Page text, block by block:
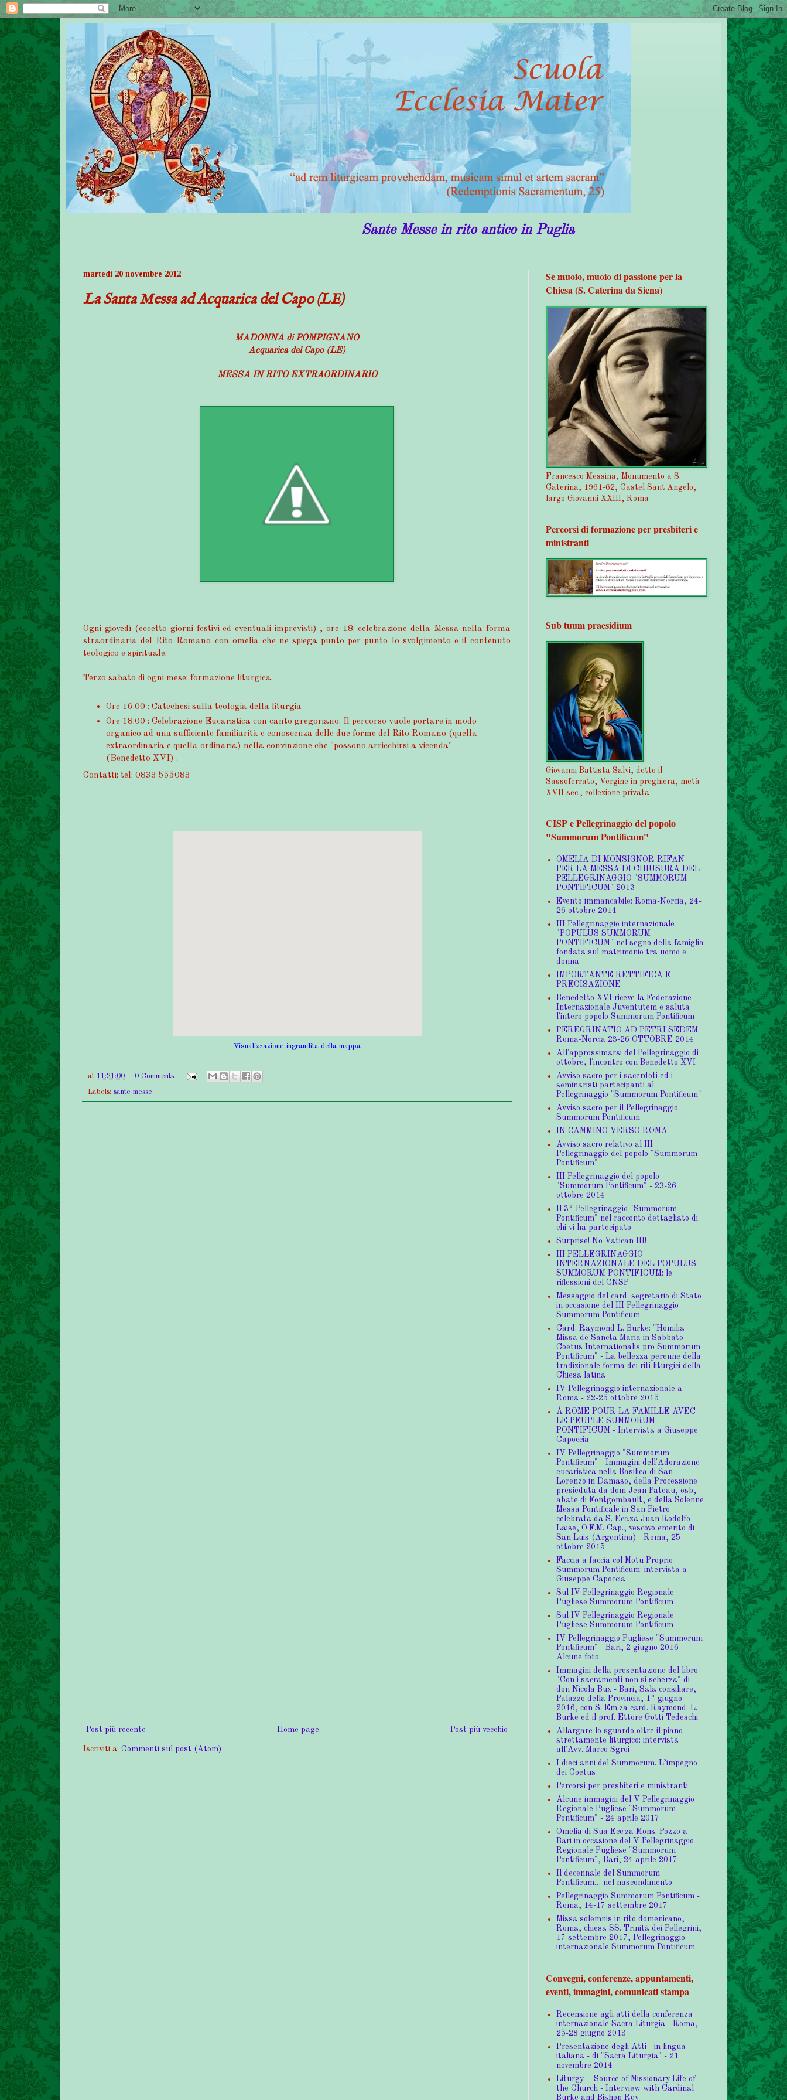
Sante Messe in rito antico in Puglia
martedì 20 novembre 2012
La Santa Messa ad Acquarica del Capo (LE)
MADONNA di POMPIGNANO
Acquarica del Capo (LE)
MESSA IN RITO EXTRAORDINARIO
Ogni giovedì (eccetto giorni festivi ed eventuali imprevisti) , ore 18: celebrazione della Messa nella forma
straordinaria del Rito Romano con omelia che ne spiega punto per punto lo svolgimento e il contenuto
teologico e spirituale.
Terzo sabato di ogni mese: formazione liturgica.
Ore 16.00 : Catechesi sulla teologia della liturgia
Ore 18.00 : Celebrazione Eucaristica con canto gregoriano. Il percorso vuole portare in modo
organico ad una sufficiente familiarità e conoscenza delle due forme del Rito Romano (quella
extraordinaria e quella ordinaria) nella convinzione che "possono arricchirsi a vicenda"
(Benedetto XVI) .
Contatti: tel: 0833 555083
Visualizzazione ingrandita della mappa
at 11:21:00 0 Comments
Labels: sante messe
Post più recente Post più vecchio
Home page
Iscriviti a: Commenti sul post (Atom)
Se muoio, muoio di passione per la
Chiesa (S. Caterina da Siena)
Francesco Messina, Monumento a S.
Caterina, 1961-62, Castel Sant'Angelo,
largo Giovanni XXIII, Roma
Percorsi di formazione per presbiteri e
ministranti
Sub tuum praesidium
Giovanni Battista Salvi, detto il
Sassoferrato, Vergine in preghiera, metà
XVII sec., collezione privata
CISP e Pellegrinaggio del popolo
"Summorum Pontificum"
OMELIA DI MONSIGNOR RIFAN
PER LA MESSA DI CHIUSURA DEL
PELLEGRINAGGIO "SUMMORUM
PONTIFICUM" 2013
Evento immancabile: Roma-Norcia, 24-
26 ottobre 2014
III Pellegrinaggio internazionale
"POPULUS SUMMORUM
PONTIFICUM" nel segno della famiglia
fondata sul matrimonio tra uomo e
donna
IMPORTANTE RETTIFICA E
PRECISAZIONE
Benedetto XVI riceve la Federazione
Internazionale Juventutem e saluta
l'intero popolo Summorum Pontificum
PEREGRINATIO AD PETRI SEDEM
Roma-Norcia 23-26 OTTOBRE 2014
All'approssimarsi del Pellegrinaggio di
ottobre, l'incontro con Benedetto XVI
Avviso sacro per i sacerdoti ed i
seminaristi partecipanti al
Pellegrinaggio "Summorum Pontificum"
Avviso sacro per il Pellegrinaggio
Summorum Pontificum
IN CAMMINO VERSO ROMA
Avviso sacro relativo al III
Pellegrinaggio del popolo "Summorum
Pontificum"
III Pellegrinaggio del popolo
"Summorum Pontificum" - 23-26
ottobre 2014
Il 3° Pellegrinaggio "Summorum
Pontificum" nel racconto dettagliato di
chi vi ha partecipato
Surprise! No Vatican III!
III PELLEGRINAGGIO
INTERNAZIONALE DEL POPULUS
SUMMORUM PONTIFICUM: le
riflessioni del CNSP
Messaggio del card. segretario di Stato
in occasione del III Pellegrinaggio
Summorum Pontificum
Card. Raymond L. Burke: "Homilia
Missa de Sancta Maria in Sabbato -
Coetus Internationalis pro Summorum
Pontificum" - La bellezza perenne della
tradizionale forma dei riti liturgici della
Chiesa latina
IV Pellegrinaggio internazionale a
Roma - 22-25 ottobre 2015
À ROME POUR LA FAMILLE AVEC
LE PEUPLE SUMMORUM
PONTIFICUM - Intervista a Giuseppe
Capoccia
IV Pellegrinaggio "Summorum
Pontificum" - Immagini dell'Adorazione
eucaristica nella Basilica di San
Lorenzo in Damaso, della Processione
presieduta da dom Jean Pateau, osb,
abate di Fontgombault, e della Solenne
Messa Pontificale in San Pietro
celebrata da S. Ecc.za Juan Rodolfo
Laise, O.F.M. Cap., vescovo emerito di
San Luis (Argentina) - Roma, 25
ottobre 2015
Faccia a faccia col Motu Proprio
Summorum Pontificum: intervista a
Giuseppe Capoccia
Sul IV Pellegrinaggio Regionale
Pugliese Summorum Pontificum
Sul IV Pellegrinaggio Regionale
Pugliese Summorum Pontificum
IV Pellegrinaggio Pugliese "Summorum
Pontificum" - Bari, 2 giugno 2016 -
Alcune foto
Immagini della presentazione del libro
"Con i sacramenti non si scherza" di
don Nicola Bux - Bari, Sala consiliare,
Palazzo della Provincia, 1° giugno
2016, con S. Em.za card. Raymond. L.
Burke ed il prof. Ettore Gotti Tedeschi
Allargare lo sguardo oltre il piano
strettamente liturgico: intervista
all'Avv. Marco Sgroi
I dieci anni del Summorum. L’impegno
dei Coetus
Percorsi per presbiteri e ministranti
Alcune immagini del V Pellegrinaggio
Regionale Pugliese "Summorum
Pontificum" - 24 aprile 2017
Omelia di Sua Ecc.za Mons. Pozzo a
Bari in occasione del V Pellegrinaggio
Regionale Pugliese "Summorum
Pontificum", Bari, 24 aprile 2017
Il decennale del Summorum
Pontificum… nel nascondimento
Pellegrinaggio Summorum Pontificum -
Roma, 14-17 settembre 2017
Missa solemnis in rito domenicano,
Roma, chiesa SS. Trinità dei Pellegrini,
17 settembre 2017, Pellegrinaggio
internazionale Summorum Pontificum
Convegni, conferenze, appuntamenti,
eventi, immagini, comunicati stampa
Recensione agli atti della conferenza
internazionale Sacra Liturgia - Roma,
25-28 giugno 2013
Presentazione degli Atti - in lingua
italiana - di "Sacra Liturgia" - 21
novembre 2014
Liturgy – Source of Missionary Life of
the Church - Interview with Cardinal
Burke and Bishop Rey